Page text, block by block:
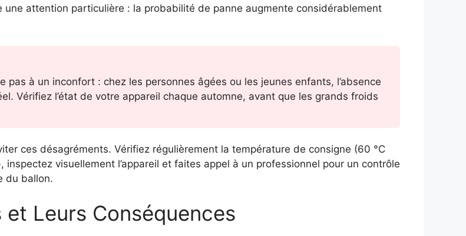
attention particulière : la probabilité de panne augmente considérablement
à un inconfort : chez les personnes âgées ou les jeunes enfants, l’absence
Vérifiez l’état de votre appareil chaque automne, avant que les grands froids
ces désagréments. Vérifiez régulièrement la température de consigne (60 °C
visuellement l’appareil et faites appel à un professionnel pour un contrôle
du ballon.
et Leurs Conséquences